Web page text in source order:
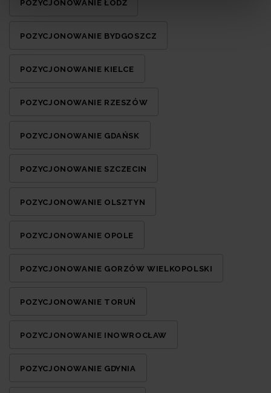
POZYCJONOWANIE ŁÓDŹ
POZYCJONOWANIE BYDGOSZCZ
POZYCJONOWANIE KIELCE
POZYCJONOWANIE RZESZÓW
POZYCJONOWANIE GDAŃSK
POZYCJONOWANIE SZCZECIN
POZYCJONOWANIE OLSZTYN
POZYCJONOWANIE OPOLE
POZYCJONOWANIE GORZÓW WIELKOPOLSKI
POZYCJONOWANIE TORUŃ
POZYCJONOWANIE INOWROCŁAW
POZYCJONOWANIE GDYNIA